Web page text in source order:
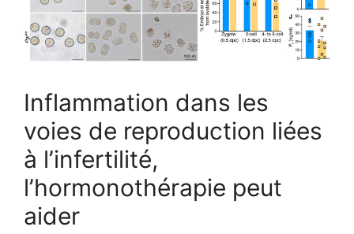
Inflammation dans les
voies de reproduction liées
à l’infertilité,
l’hormonothérapie peut
aider